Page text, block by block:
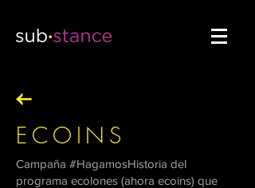
ECOINS
Campaña #HagamosHistoria del
programa ecolones (ahora ecoins) que